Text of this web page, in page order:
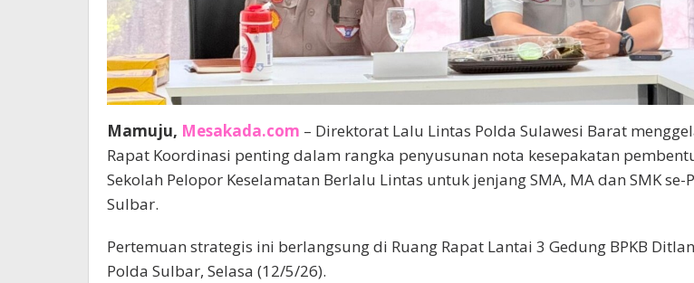
Mamuju, Mesakada.com – Direktorat Lalu Lintas Polda Sulawesi Barat
Rapat Koordinasi penting dalam rangka penyusunan nota kesepakatan
Sekolah Pelopor Keselamatan Berlalu Lintas untuk jenjang SMA, MA dan SMK se-
Sulbar.
Pertemuan strategis ini berlangsung di Ruang Rapat Lantai 3 Gedung BPKB
Polda Sulbar, Selasa (12/5/26).